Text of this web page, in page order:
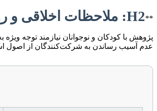
**H2: ملاحظات اخلاقی و روش‌شناختی در پژوهش‌های کودک و نوجوان
پژوهش با کودکان و نوجوانان نیازمند توجه
عدم آسیب رساندن به شرکت‌کنندگان از